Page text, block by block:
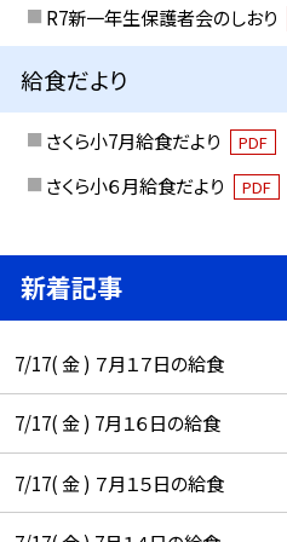
R7新一年生保護者会のしおり
給食だより
さくら小7月給食だより PDF
さくら小６月給食だより
PDF
新着記事
7/17( 金 ) ７月１７日の給食
7/17( 金 ) 7月１６日の給食
7/17( 金 ) ７月１５日の給食